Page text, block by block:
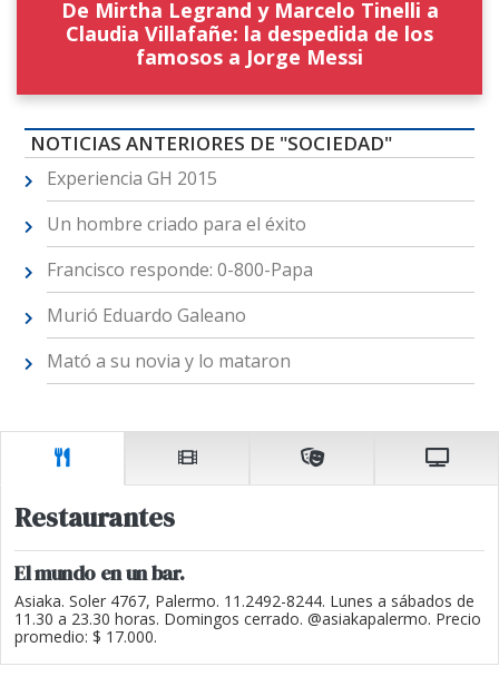
De Mirtha Legrand y Marcelo Tinelli a
Claudia Villafañe: la despedida de los
famosos a Jorge Messi
NOTICIAS ANTERIORES DE "SOCIEDAD"
Experiencia GH 2015
Un hombre criado para el éxito
Francisco responde: 0-800-Papa
Murió Eduardo Galeano
Mató a su novia y lo mataron
Restaurantes
El mundo en un bar.
Asiaka. Soler 4767, Palermo. 11.2492-8244. Lunes a sábados de
11.30 a 23.30 horas. Domingos cerrado. @asiakapalermo. Precio
promedio: $ 17.000.